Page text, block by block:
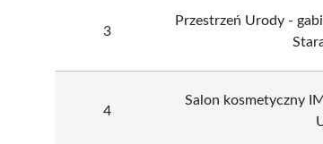
3
Przestrzeń Urody -
4
Salon kosmetyczny